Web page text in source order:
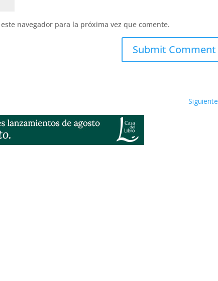
navegador para la próxima vez que comente.
Submit Comment
Siguiente